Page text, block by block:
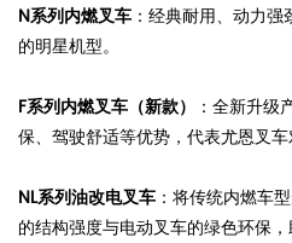
N系列内燃叉车 ：经典耐用、动力
的明星机型。
F系列内燃叉车（新款）
：全新升级
保、驾驶舒适等优势，代表尤恩叉车
NL系列油改电叉车 ：将传统内燃车
的结构强度与电动叉车的绿色环保，